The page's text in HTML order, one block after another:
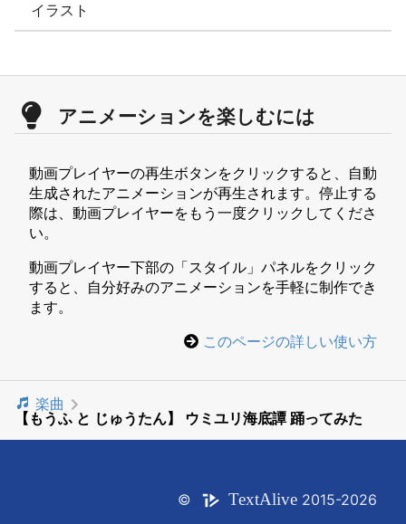
イラスト
アニメーションを楽しむには
動画プレイヤーの再生ボタンをクリックすると、自動
生成されたアニメーションが再生されます。停止する
際は、動画プレイヤーをもう一度クリックしてくださ
い。
動画プレイヤー下部の「スタイル」パネルをクリック
すると、自分好みのアニメーションを手軽に制作でき
ます。
このページの詳しい使い方
楽曲
【もうふ と じゅうたん】 ウミユリ海底譚 踊ってみた
© TextAlive 2015-2026